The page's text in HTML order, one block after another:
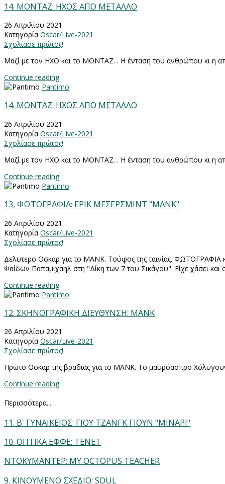
14. MONTAZ: ΗΧΟΣ ΑΠΟ ΜΕΤΑΛΛΟ
26 Απριλίου 2021
Κατηγορία Oscar/Live-2021
Σχολίασε πρώτος!
Μαζί με τον ΗΧΟ και το ΜΟΝΤΑΖ. . Η ένταση του ανθρώπου κι η
Continue reading
Pantimo
14. MONTAZ: ΗΧΟΣ ΑΠΟ ΜΕΤΑΛΛΟ
26 Απριλίου 2021
Κατηγορία Oscar/Live-2021
Σχολίασε πρώτος!
Μαζί με τον ΗΧΟ και το ΜΟΝΤΑΖ. . Η ένταση του ανθρώπου κι η
Continue reading
Pantimo
13, ΦΩΤΟΓΡΑΦΙΑ: ΕΡΙΚ ΜΕΣΕΡΣΜΙΝΤ "ΜΑΝΚ"
26 Απριλίου 2021
Κατηγορία Oscar/Live-2021
Σχολίασε πρώτος!
Δελυτερο Οσκαρ για το ΜΑΝΚ. Τούφος της ταινίας. ΦΩΤΟΓΡΑΦΙΑ
Φαίδων Παπαμιχαηλ στη "Δίκη των 7 του Σικάγου". Είχε χάσει
Continue reading
Pantimo
12. ΣΚΗΝΟΓΡΑΦΙΚΗ ΔΙΕΥΘΥΝΣΗ: ΜΑΝΚ
26 Απριλίου 2021
Κατηγορία Oscar/Live-2021
Σχολίασε πρώτος!
Πρώτο Οσκαρ της βραδιάς για το ΜΑΝΚ. Το μαυρόασπρο
Continue reading
Περισσότερα...
11. Β' ΓΥΝΑΙΚΕΙΟΣ: ΓΙΟΥ ΤΖΑΝΓΚ ΓΙΟΥΝ "ΜΙΝΑΡΙ"
10. ΟΠΤΙΚΑ ΕΦΦΕ: ΤΕΝΕΤ
ΝΤΟΚΥΜΑΝΤΕΡ: MY OCTOPUS TEACHER
9. ΚΙΝΟΥΜΕΝΟ ΣΧΕΔΙΟ: SOUL